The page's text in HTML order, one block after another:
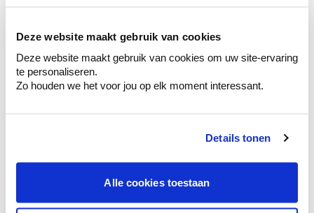
Deze website maakt gebruik van cookies
Deze website maakt gebruik van cookies om uw site-ervaring
te personaliseren.
Zo houden we het voor jou op elk moment interessant.
Details tonen
Alle cookies toestaan
votre couleur.
Obtenez des conseils personnalisés sur la
combinaison de couleurs.
Conseil couleur à domicile
en couleur.